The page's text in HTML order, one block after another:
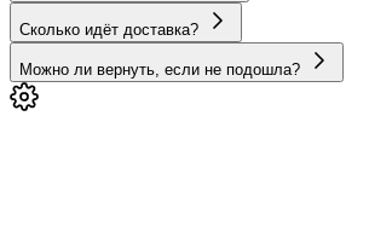
Сколько идёт доставка?
Можно ли вернуть, если не подошла?